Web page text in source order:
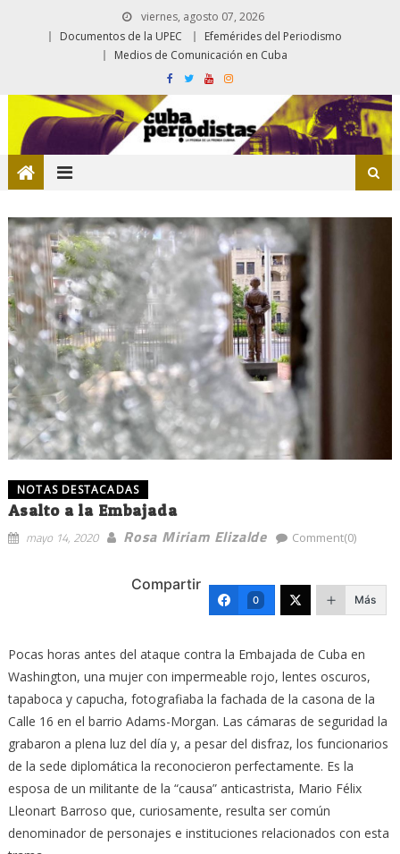
viernes, agosto 07, 2026
Documentos de la UPEC
Efemérides del Periodismo
Medios de Comunicación en Cuba
NOTAS DESTACADAS
Asalto a la Embajada
mayo 14, 2020 Rosa Miriam Elizalde Comment(0)
Compartir
0 Más
Pocas horas antes del ataque contra la Embajada de Cuba en
Washington, una mujer con impermeable rojo, lentes oscuros,
tapaboca y capucha, fotografiaba la fachada de la casona de la
Calle 16 en el barrio Adams-Morgan. Las cámaras de seguridad la
grabaron a plena luz del día y, a pesar del disfraz, los funcionarios
de la sede diplomática la reconocieron perfectamente. Es la
esposa de un militante de la “causa” anticastrista, Mario Félix
Lleonart Barroso que, curiosamente, resulta ser común
denominador de personajes e instituciones relacionados con esta